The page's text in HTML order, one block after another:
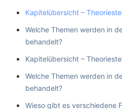
Kapitelübersicht –
Welche Themen werden in
behandelt?
Kapitelübersicht –
Welche Themen werden in
behandelt?
Wieso gibt es verschiedene